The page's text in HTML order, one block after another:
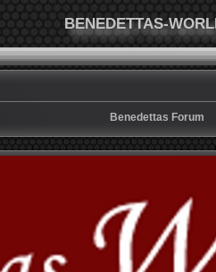
BENEDETTAS-
Benedettas Forum